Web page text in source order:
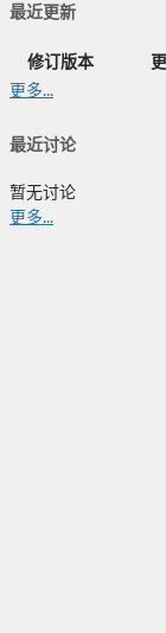
最近更新
修订版本
更多...
最近讨论
暂无讨论
更多...